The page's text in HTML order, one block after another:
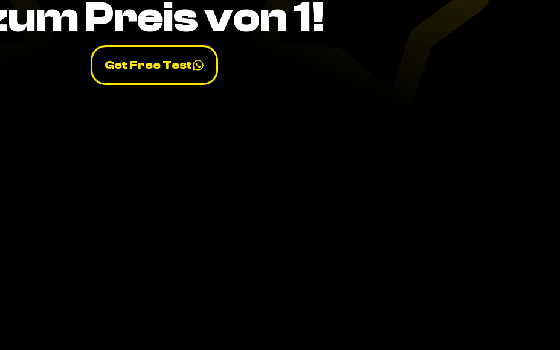
Preis von 1!
Get Free Test